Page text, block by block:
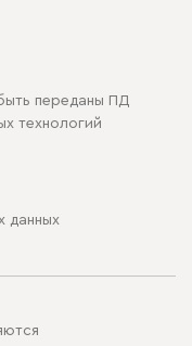
переданы ПД
технологий
данных